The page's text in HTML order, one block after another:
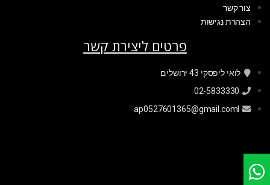
צור קשר
הצהרת נגישות
פרטים ליצירת קשר
לואי ליפסקי 43 ירושלים
02-5833330
ap0527601365@gmail.coml